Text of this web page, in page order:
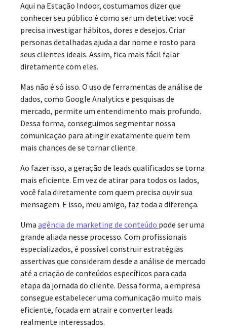
Aqui na Estação Indoor, costumamos dizer que
conhecer seu público é como ser um detetive: você
precisa investigar hábitos, dores e desejos. Criar
personas detalhadas ajuda a dar nome e rosto para
seus clientes ideais. Assim, fica mais fácil falar
diretamente com eles.
Mas não é só isso. O uso de ferramentas de análise de
dados, como Google Analytics e pesquisas de
mercado, permite um entendimento mais profundo.
Dessa forma, conseguimos segmentar nossa
comunicação para atingir exatamente quem tem
mais chances de se tornar cliente.
Ao fazer isso, a geração de leads qualificados se torna
mais eficiente. Em vez de atirar para todos os lados,
você fala diretamente com quem precisa ouvir sua
mensagem. E isso, meu amigo, faz toda a diferença.
Uma agência de marketing de conteúdo pode ser uma
grande aliada nesse processo. Com profissionais
especializados, é possível construir estratégias
assertivas que consideram desde a análise de mercado
até a criação de conteúdos específicos para cada
etapa da jornada do cliente. Dessa forma, a empresa
consegue estabelecer uma comunicação muito mais
eficiente, focada em atrair e converter leads
realmente interessados.